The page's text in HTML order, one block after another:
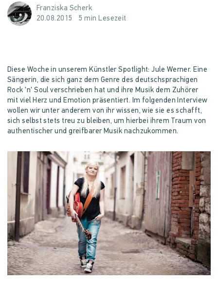
Franziska Scherk
20.08.2015
5 min Lesezeit
Diese Woche in unserem Künstler Spotlight: Jule Werner. Eine
Sängerin, die sich ganz dem Genre des deutschsprachigen
Rock 'n' Soul verschrieben hat und ihre Musik dem Zuhörer
mit viel Herz und Emotion präsentiert. Im folgenden Interview
wollen wir unter anderem von ihr wissen, wie sie es schafft,
sich selbst stets treu zu bleiben, um hierbei ihrem Traum von
authentischer und greifbarer Musik nachzukommen.